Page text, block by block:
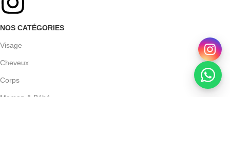
NOS CATÉGORIES
Visage
Cheveux
Corps
Maman & Bébé